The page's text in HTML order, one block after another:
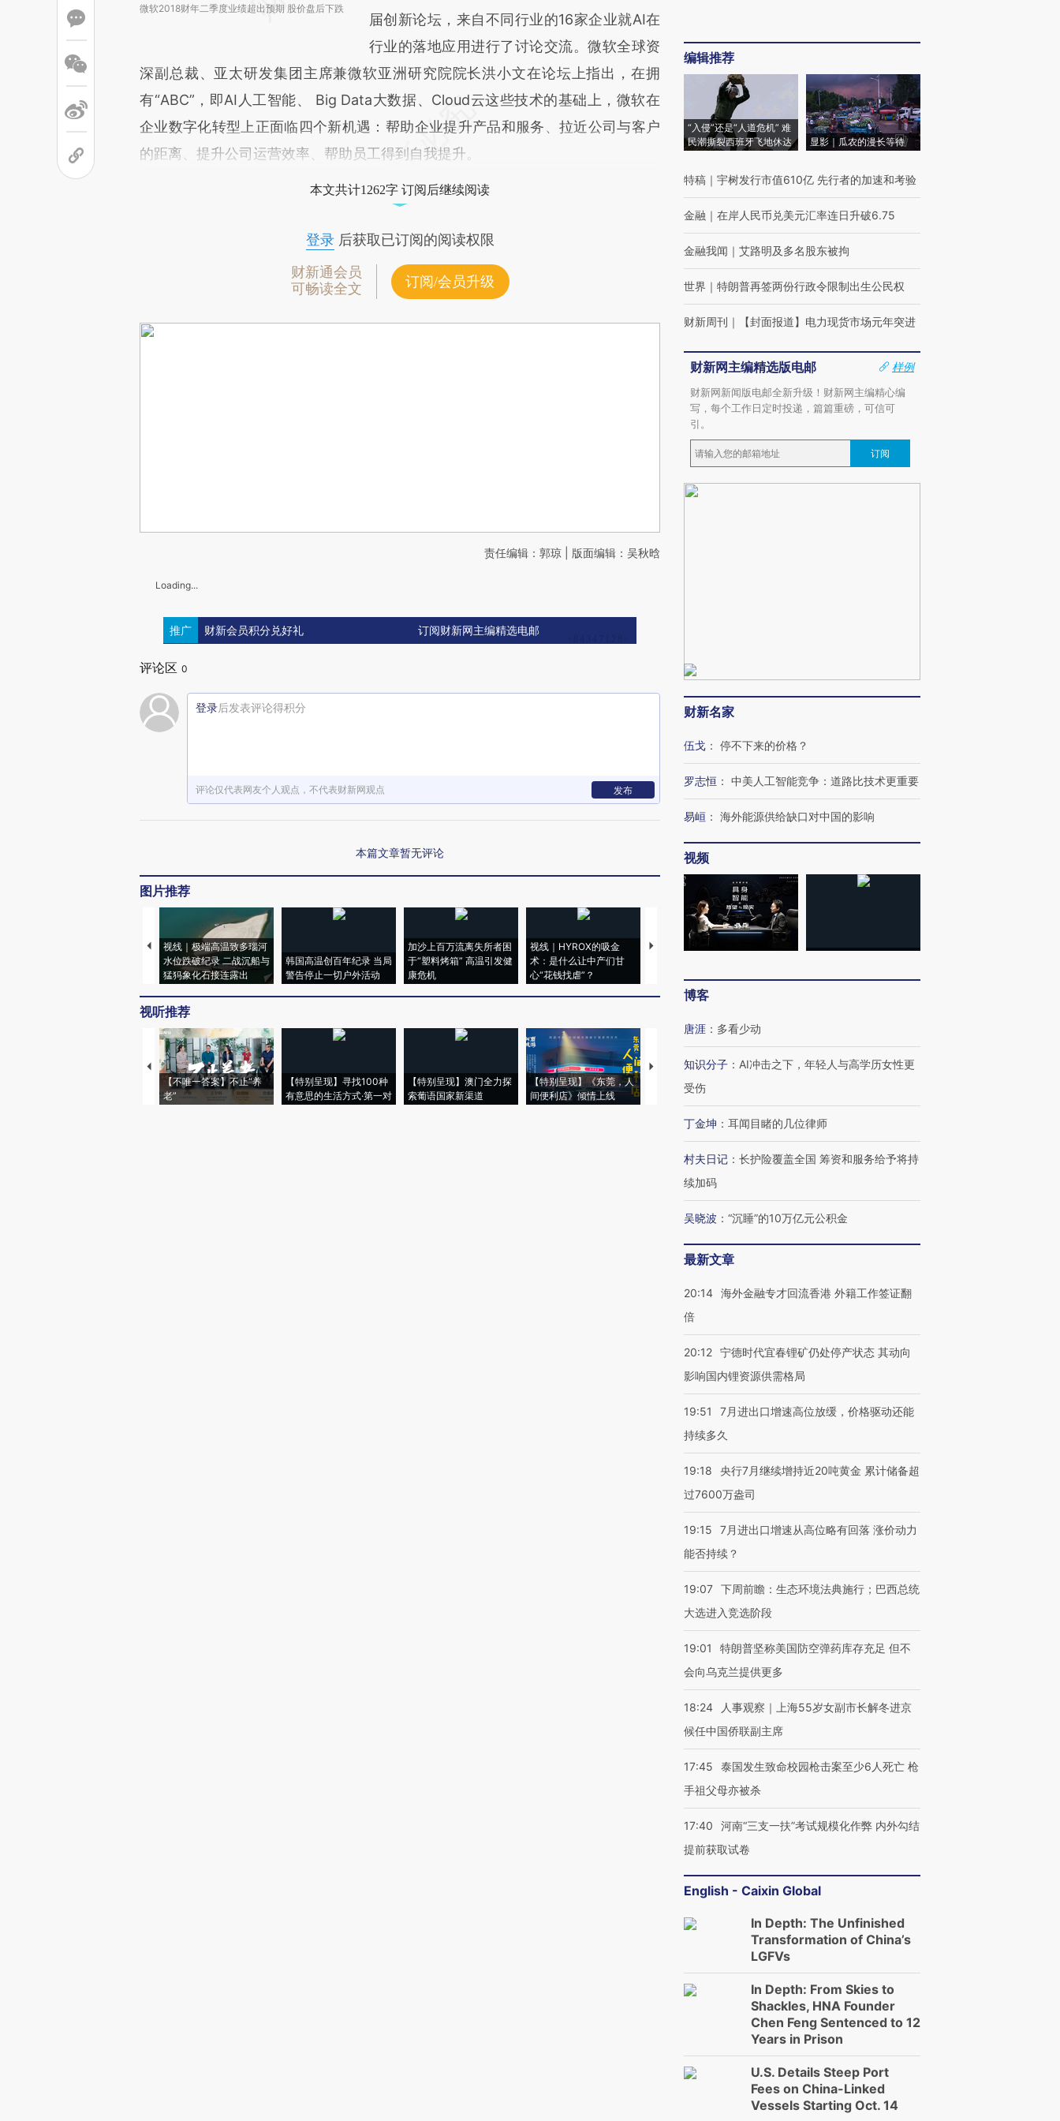
微软2018财年二季度业绩超出预期 股价盘后下跌
届创新论坛，来自不同行业的16家企业就AI在
行业的落地应用进行了讨论交流。微软全球资
深副总裁、亚太研发集团主席兼微软亚洲研究院院长洪小文在论坛上指出，在拥
有“ABC”，即AI人工智能、 Big Data大数据、Cloud云这些技术的基础上，微软在
企业数字化转型上正面临四个新机遇：帮助企业提升产品和服务、拉近公司与客户
的距离、提升公司运营效率、帮助员工得到自我提升。
本文共计1262字 订阅后继续阅读
登录后获取已订阅的阅读权限
财新通会员
可畅读全文
订阅/会员升级
责任编辑：郭琼 | 版面编辑：吴秋晗
Loading...
推广 财新会员积分兑好礼 订阅财新网主编精选电邮
评论区 0
登录后发表评论得积分
评论仅代表网友个人观点，不代表财新网观点 发布
本篇文章暂无评论
图片推荐
视线｜极端高温致多瑙河
水位跌破纪录 二战沉船与
猛犸象化石接连露出
韩国高温创百年纪录 当局
警告停止一切户外活动
加沙上百万流离失所者困
于“塑料烤箱” 高温引发健
康危机
视线｜HYROX的吸金
术：是什么让中产们甘
心“花钱找虐”？
马航飞行员跨国走私7万
视线｜被称为“蟑螂”的印
视线｜“入侵”还是“人道危
视听推荐
【不唯一答案】不止“养
老”
【特别呈现】寻找100种
有意思的生活方式·第一对
【特别呈现】澳门全力探
索葡语国家新渠道
【特别呈现】《东莞，人
间便利店》倾情上线
【推广】走进第四届链博
会，让数智科技“链”接产
【商旅对话】华住集团
编辑推荐
“入侵”还是“人道危机” 难
民潮撕裂西班牙飞地休达
显影｜瓜农的漫长等待
特稿 ｜ 宇树发行市值610亿 先行者的加速和考验
金融 ｜ 在岸人民币兑美元汇率连日升破6.75
金融我闻 ｜ 艾路明及多名股东被拘
世界 ｜ 特朗普再签两份行政令限制出生公民权
财新周刊 ｜ 【封面报道】电力现货市场元年突进
财新网主编精选版电邮
样例
财新网新闻版电邮全新升级！财新网主编精心编
写，每个工作日定时投递，篇篇重磅，可信可
引。
订阅
财新名家
伍戈 ： 停不下来的价格？
罗志恒 ： 中美人工智能竞争：道路比技术更重要
易峘 ： 海外能源供给缺口对中国的影响
视频
博客
唐涯 ： 多看少动
知识分子 ： AI冲击之下，年轻人与高学历女性更
受伤
丁金坤 ： 耳闻目睹的几位律师
村夫日记 ： 长护险覆盖全国 筹资和服务给予将持
续加码
吴晓波 ： “沉睡”的10万亿元公积金
最新文章
20:14 海外金融专才回流香港 外籍工作签证翻
倍
20:12 宁德时代宜春锂矿仍处停产状态 其动向
影响国内锂资源供需格局
19:51
7月进出口增速高位放缓，价格驱动还能
持续多久
19:18
央行7月继续增持近20吨黄金 累计储备超
过7600万盎司
19:15
7月进出口增速从高位略有回落 涨价动力
能否持续？
19:07 下周前瞻：生态环境法典施行；巴西总统
大选进入竞选阶段
19:01
特朗普坚称美国防空弹药库存充足 但不
会向乌克兰提供更多
18:24
人事观察｜上海55岁女副市长解冬进京
候任中国侨联副主席
17:45
泰国发生致命校园枪击案至少6人死亡 枪
手祖父母亦被杀
17:40
河南“三支一扶”考试规模化作弊 内外勾结
提前获取试卷
English - Caixin Global
In Depth: The Unfinished
Transformation of China’s
LGFVs
In Depth: From Skies to
Shackles, HNA Founder
Chen Feng Sentenced to 12
Years in Prison
U.S. Details Steep Port
Fees on China-Linked
Vessels Starting Oct. 14